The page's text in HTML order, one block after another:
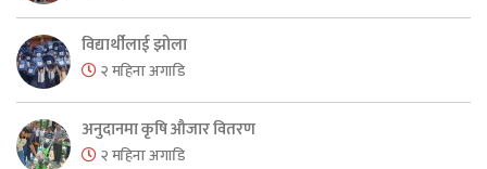
विद्यार्थीलाई झोला
२ महिना अगाडि
अनुदानमा कृषि औजार वितरण
२ महिना अगाडि